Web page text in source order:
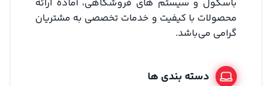
باسکول و سیستم های فروشگاهی، آماده ارائه
محصولات با کیفیت و خدمات تخصصی به مشتریان
گرامی می‌باشد.
دسته بندی ها